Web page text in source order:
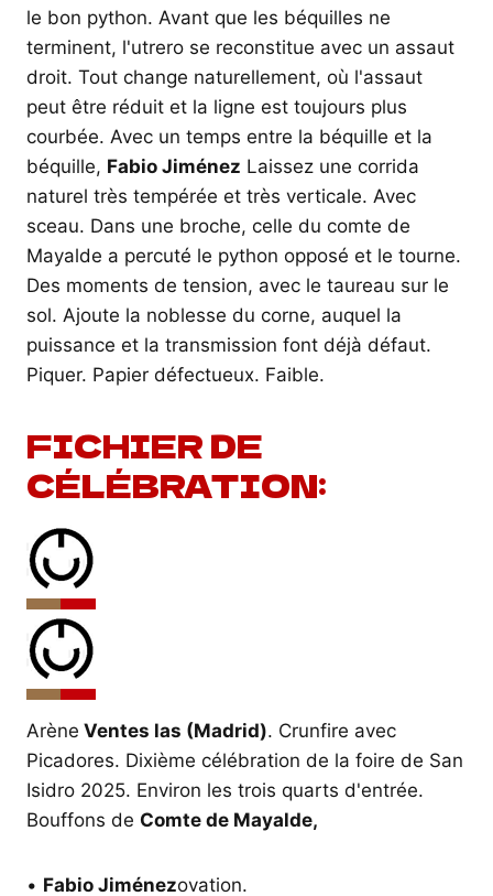
le bon python. Avant que les béquilles ne
terminent, l'utrero se reconstitue avec un assaut
droit. Tout change naturellement, où l'assaut
peut être réduit et la ligne est toujours plus
courbée. Avec un temps entre la béquille et la
béquille, Fabio Jiménez Laissez une corrida
naturel très tempérée et très verticale. Avec
sceau. Dans une broche, celle du comte de
Mayalde a percuté le python opposé et le tourne.
Des moments de tension, avec le taureau sur le
sol. Ajoute la noblesse du corne, auquel la
puissance et la transmission font déjà défaut.
Piquer. Papier défectueux. Faible.
FICHIER DE
CÉLÉBRATION:
Arène Ventes las (Madrid). Crunfire avec
Picadores. Dixième célébration de la foire de San
Isidro 2025. Environ les trois quarts d'entrée.
Bouffons de Comte de Mayalde,
• Fabio Jiménezovation.